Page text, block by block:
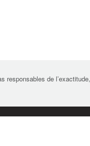
responsables de